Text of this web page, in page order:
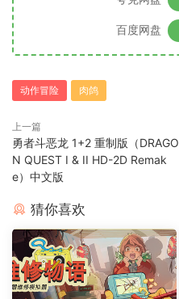
百度网盘
动作冒险 肉鸽
上一篇
勇者斗恶龙 1+2 重制版（DRAGO
N QUEST I & II HD-2D Remak
e）中文版
猜你喜欢